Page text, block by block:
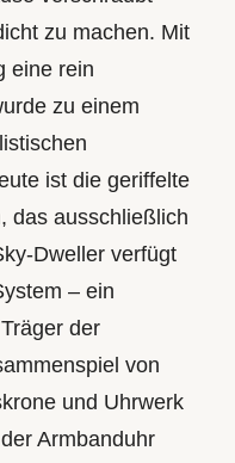
zu machen. Mit
eine rein
zu einem
ist die geriffelte
das ausschließlich
verfügt
– ein
der
von
und Uhrwerk
Armbanduhr